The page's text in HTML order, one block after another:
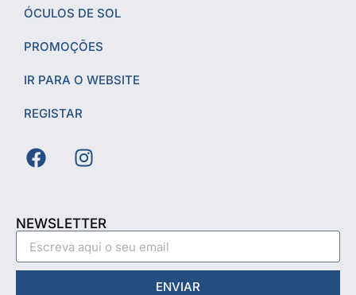
ÓCULOS DE SOL
PROMOÇÕES
IR PARA O WEBSITE
REGISTAR
NEWSLETTER
ENVIAR